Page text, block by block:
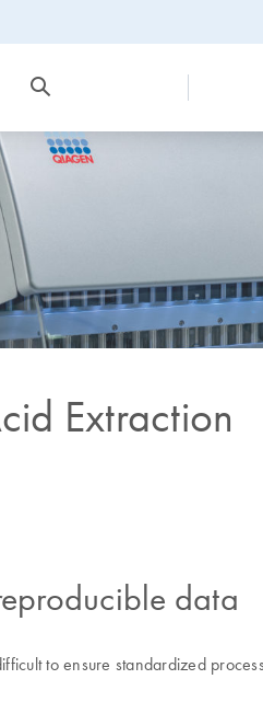
Extraction
data
to ensure standardized